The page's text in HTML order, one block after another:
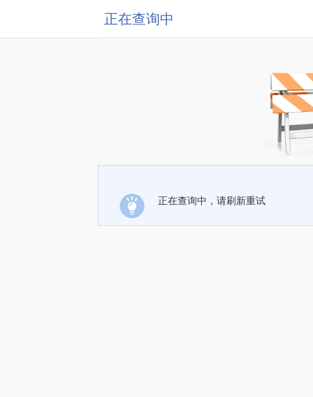
正在查询中
正在查询中，请刷新重试